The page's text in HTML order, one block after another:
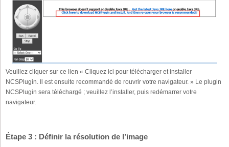
Veuillez cliquer sur ce lien « Cliquez ici pour télécharger et installer
NCSPlugin. Il est ensuite recommandé de rouvrir votre navigateur. » Le plugin
NCSPlugin sera téléchargé ; veuillez l’installer, puis redémarrer votre
navigateur.
Étape 3 : Définir la résolution de l’image